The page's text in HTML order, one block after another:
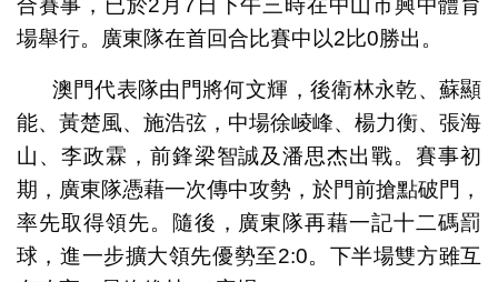
合賽事，已於2月7日下午三時在中山市興中體育
場舉行。廣東隊在首回合比賽中以2比0勝出。
澳門代表隊由門將何文輝，後衛林永乾、蘇顯
能、黃楚風、施浩弦，中場徐崚峰、楊力衡、張海
山、李政霖，前鋒梁智誠及潘思杰出戰。賽事初
期，廣東隊憑藉一次傳中攻勢，於門前搶點破門，
率先取得領先。隨後，廣東隊再藉一記十二碼罰
球，進一步擴大領先優勢至2:0。下半場雙方雖互